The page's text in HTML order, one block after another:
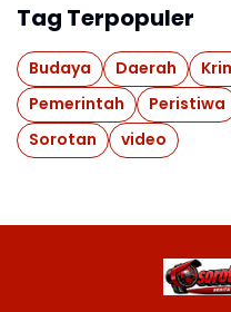
Tag Terpopuler
Budaya Daerah
Pemerintah
Peristiwa
Sorotan
video